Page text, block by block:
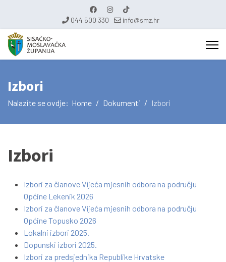
044 500 330 info@smz.hr
Izbori
Nalazite se ovdje: Home Dokumenti Izbori
Izbori
Izbori za članove Vijeća mjesnih odbora na području
Općine Lekenik 2026
Izbori za članove Vijeća mjesnih odbora na području
Općine Topusko 2026
Lokalni izbori 2025.
Dopunski izbori 2025.
Izbori za predsjednika Republike Hrvatske